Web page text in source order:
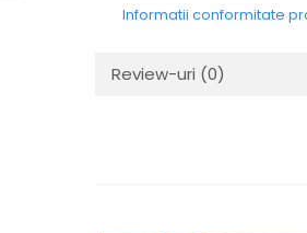
Informatii conformitate
Review-uri (0)